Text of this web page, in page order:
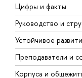
Цифры и факты
Руководство и
Устойчивое
Преподаватели и
Корпуса и